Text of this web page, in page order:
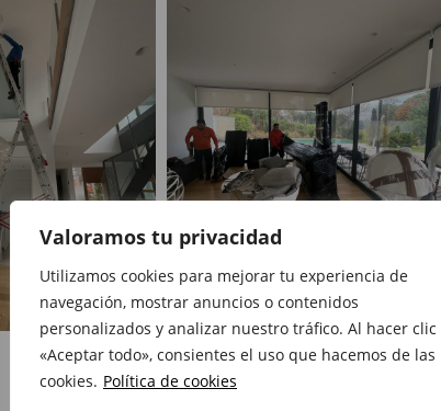
Valoramos tu privacidad
Utilizamos cookies para mejorar tu experiencia de
navegación, mostrar anuncios o contenidos
personalizados y analizar nuestro tráfico. Al hacer clic
«Aceptar todo», consientes el uso que hacemos de las
cookies. Política de cookies